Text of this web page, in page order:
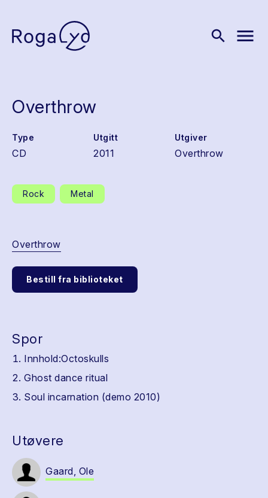
search menu
Overthrow
Type
CD
Utgitt
2011
Utgiver
Overthrow
Rock Metal
Overthrow
Bestill fra biblioteket
Spor
Innhold:Octoskulls
Ghost dance ritual
Soul incarnation (demo 2010)
Utøvere
Gaard, Ole